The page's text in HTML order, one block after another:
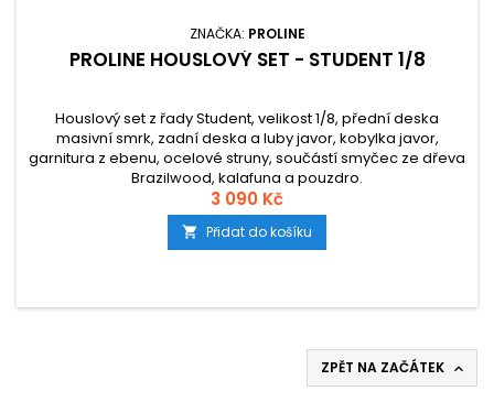
ZNAČKA: PROLINE
PROLINE HOUSLOVÝ SET - STUDENT 1/8
Houslový set z řady Student, velikost 1/8, přední deska
masivní smrk, zadní deska a luby javor, kobylka javor,
garnitura z ebenu, ocelové struny, součástí smyčec ze dřeva
Brazilwood, kalafuna a pouzdro.
3 090 Kč
 Přidat do košíku
ZPĚT NA ZAČÁTEK 